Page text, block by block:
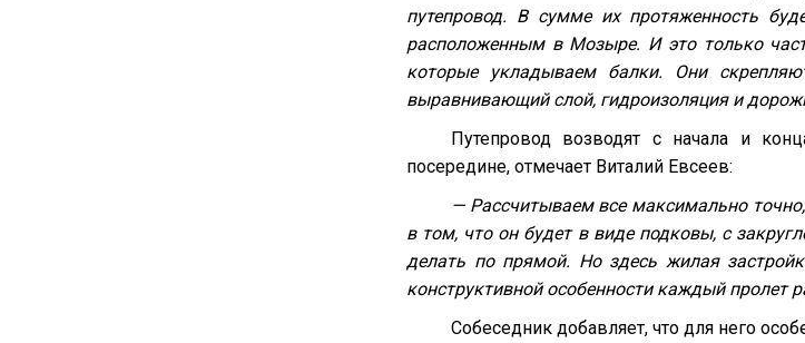
путепровод. В сумме их протяженность
расположенным в Мозыре. И это только
которые укладываем балки. Они
выравнивающий слой, гидроизоляция и
Путепровод возводят с начала и
посередине, отмечает Виталий Евсеев:
— Рассчитываем все максимально
в том, что он будет в виде подковы, с
делать по прямой. Но здесь жилая
конструктивной особенности каждый пролет
Собеседник добавляет, что для него